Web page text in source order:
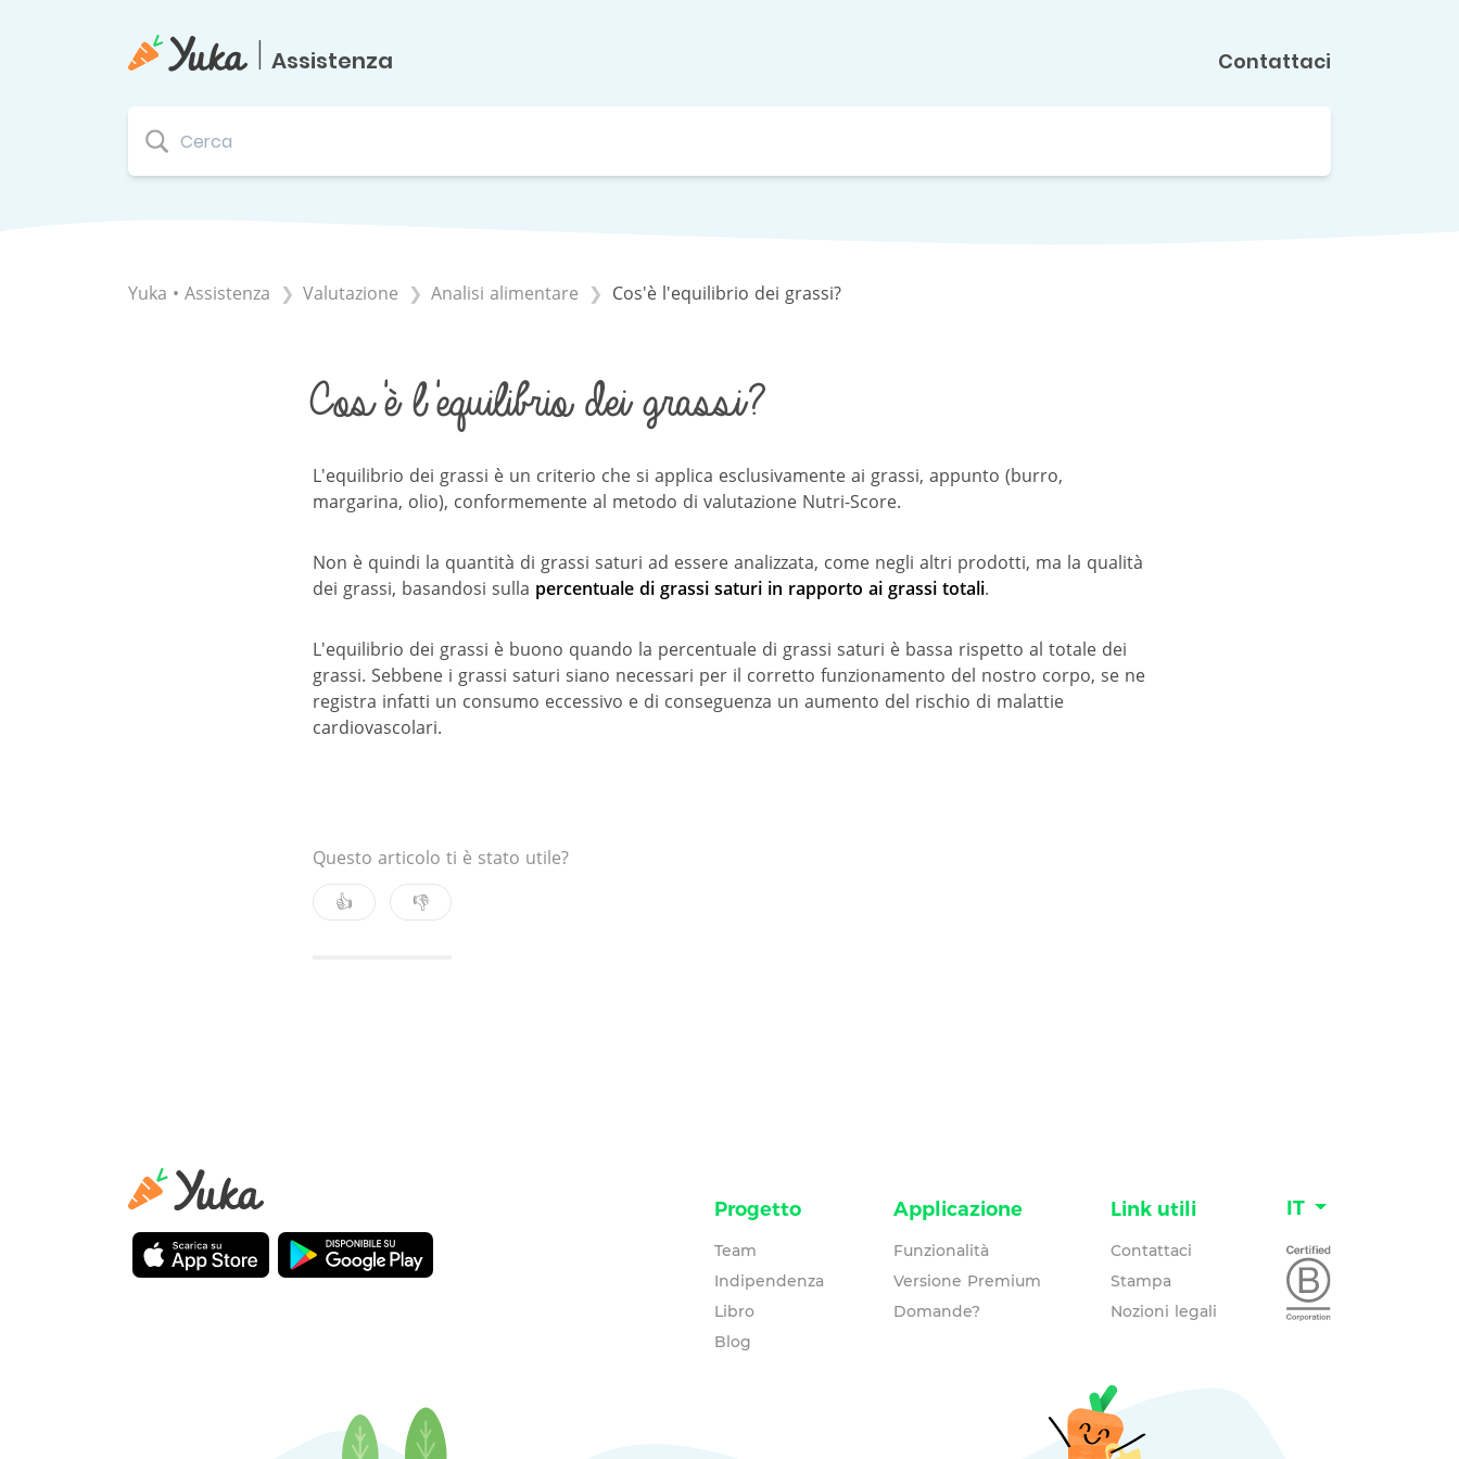
| Assistenza Contattaci
Yuka • Assistenza ​Valutazione ​Analisi alimentare Cos'è l'equilibrio dei grassi?
Cos'è l'equilibrio dei grassi?
L'equilibrio dei grassi è un criterio che si applica esclusivamente ai grassi, appunto (burro,
margarina, olio), conformemente al metodo di valutazione Nutri-Score.
Non è quindi la quantità di grassi saturi ad essere analizzata, come negli altri prodotti, ma la qualità
dei grassi, basandosi sulla percentuale di grassi saturi in rapporto ai grassi totali.
L'equilibrio dei grassi è buono quando la percentuale di grassi saturi è bassa rispetto al totale dei
grassi. Sebbene i grassi saturi siano necessari per il corretto funzionamento del nostro corpo, se ne
registra infatti un consumo eccessivo e di conseguenza un aumento del rischio di malattie
cardiovascolari.
Questo articolo ti è stato utile?
👍
👎
Progetto
Team
Indipendenza
Libro
Blog
Applicazione
Funzionalità
Versione Premium
Domande?
Link utili
Contattaci
Stampa
Nozioni legali
IT